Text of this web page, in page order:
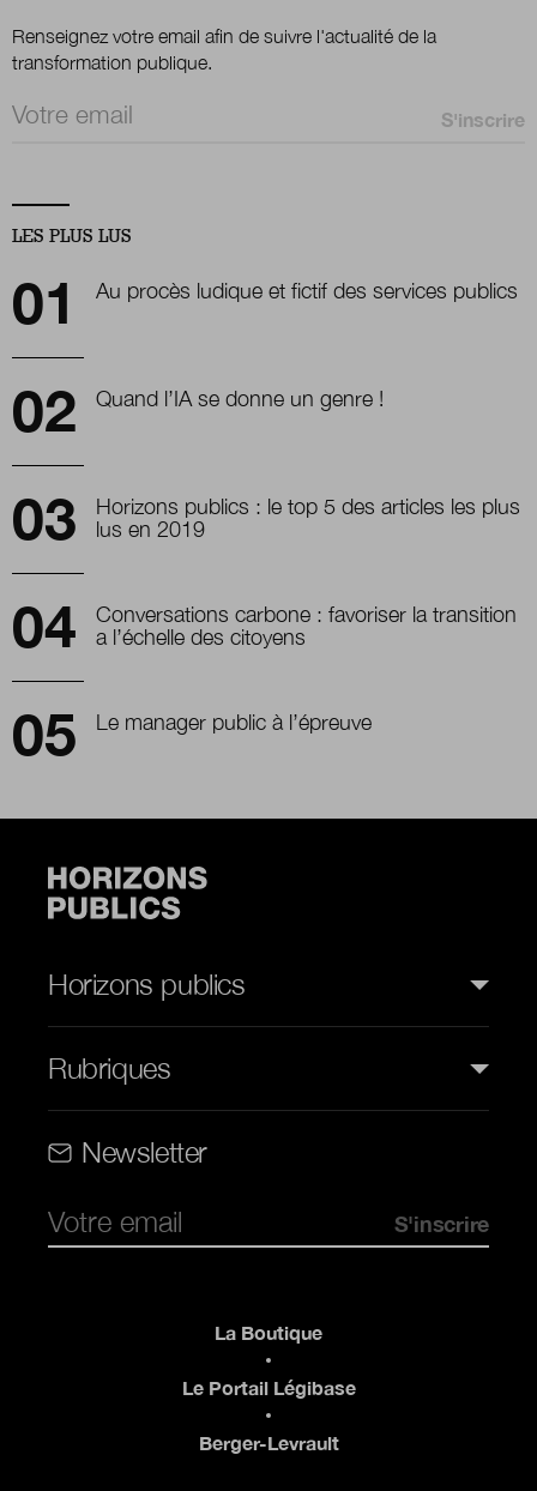
Renseignez votre email afin de suivre l'actualité de la
transformation publique.
Email *
LES PLUS LUS
Au procès ludique et fictif des services publics
Quand l’IA se donne un genre !
Horizons publics : le top 5 des articles les plus
lus en 2019
Conversations carbone : favoriser la transition
a l’échelle des citoyens
Le manager public à l’épreuve
Horizons publics
Rubriques
Newsletter
La Boutique
Le Portail Légibase
Berger-Levrault